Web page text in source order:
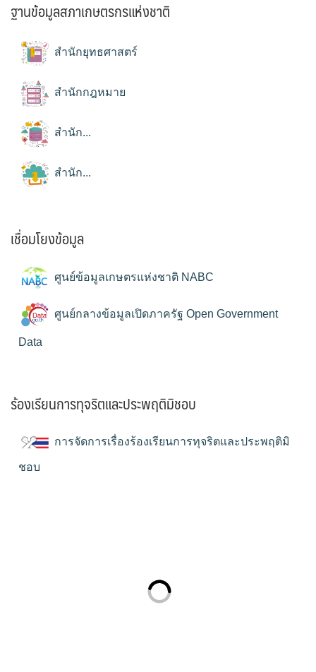
ฐานข้อมูลสภาเกษตรกรแห่งชาติ
สำนักยุทธศาสตร์
สำนักกฎหมาย
สำนัก...
สำนัก...
เชื่อมโยงข้อมูล
ศูนย์ข้อมูลเกษตรแห่งชาติ NABC
ศูนย์กลางข้อมูลเปิดภาครัฐ Open Government
Data
ร้องเรียนการทุจริตและประพฤติมิชอบ
การจัดการเรื่องร้องเรียนการทุจริตและประพฤติมิ
ชอบ